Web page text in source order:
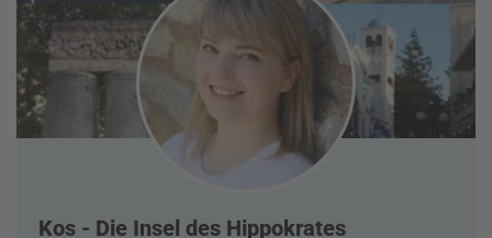
Kos - Die Insel des Hippokrates